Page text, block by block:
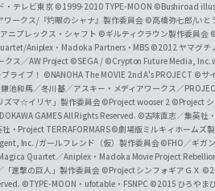
・テレビ東京 ©1999-2010 TYPE-MOON ©Bushiroad
ークス/『灼眼のシャナ』製作委員会 ©高橋弥七郎/いと
ニプレックス・シャフト ©ギルティクラウン製作委員会
Aniplex・Madoka Partners・MBS ©2012 ヤマグチ
クス／AW Project ©SEGA / ©Crypton Future Media, Inc.
ライブ！ ©NANOHA The MOVIE 2nd A's PROJECT ©サ
池和馬／冬川基／アスキー・メディアワークス／
ズマ☆イリヤ」製作委員会©Project wooser 2 ©Project シ
GAMES All Rights Reserved. ©古味直志／集英社
・Project TERRAFORMARS©劇場版ミルキィホームズ
Inc. /ガールフレンド（仮）製作委員会©FHO／ギガ
Quartet／Aniplex・Madoka Movie Project
進撃の巨人」製作委員会 ©Project シンフォギアＧＸ
©TYPE-MOON・ufotable・FSNPC ©2015 ひろやま